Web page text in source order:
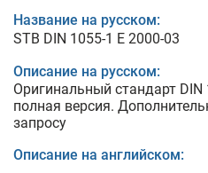
Название на русском:
STB DIN 1055-1 E 2000-03
Описание на русском:
Оригинальный стандарт DIN
полная версия.
запросу
Описание на английском: